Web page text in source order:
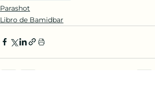
Parashot
Libro de Bamidbar